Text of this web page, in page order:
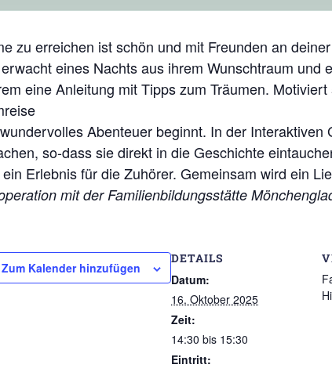
zu erreichen ist schön und mit Freunden an
eines Nachts aus ihrem Wunschtraum und
eine Anleitung mit Tipps zum Träumen.
Abenteuer beginnt. In der
so-dass sie direkt in die Geschichte
Erlebnis für die Zuhörer. Gemeinsam wird ein
mit der Familienbildungsstätte
Zum Kalender hinzufügen
DETAILS
Datum:
16. Oktober 2025
Zeit:
14:30 bis 15:30
Eintritt: